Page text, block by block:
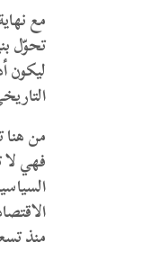
مع
تحوّل
ليكون
من هنا
فهي لا
منذ